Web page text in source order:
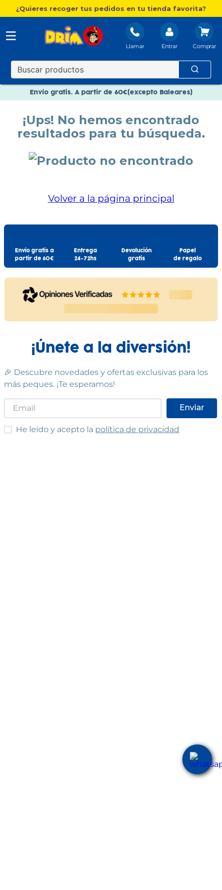
¿Quieres recoger tus pedidos en tu tienda favorita?
Llamar Entrar
Envío gratis. A partir de 60€(excepto Baleares)
Nuevo catálogo Aire Libre
Paga en 3 plazos sin intereses
¡Ups! No hemos encontrado
resultados para tu búsqueda.
Volver a la página principal
Envío gratis a
partir de 60€
Entrega
24-72hs
Devolución
gratis
Papel
de regalo
¡Únete a la diversión!
🎉 Descubre novedades y ofertas exclusivas para los
más peques. ¡Te esperamos!
Enviar
He leído y acepto las condiciones
He leído y acepto la política de privacidad